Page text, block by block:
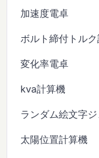
加速度電卓
ボルト締付トル
変化率電卓
kva計算機
ランダム絵文字
太陽位置計算機